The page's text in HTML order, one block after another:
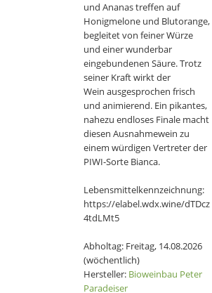
und Ananas treffen auf
Honigmelone und Blutorange,
begleitet von feiner Würze
und einer wunderbar
eingebundenen Säure. Trotz
seiner Kraft wirkt der
Wein ausgesprochen frisch
und animierend. Ein pikantes,
nahezu endloses Finale macht
diesen Ausnahmewein zu
einem würdigen Vertreter der
PIWI-Sorte Bianca.
Lebensmittelkennzeichnung:
https://elabel.wdx.wine/dTDcz
4tdLMt5
Abholtag: Freitag, 14.08.2026
(wöchentlich)
Hersteller: Bioweinbau Peter
Paradeiser